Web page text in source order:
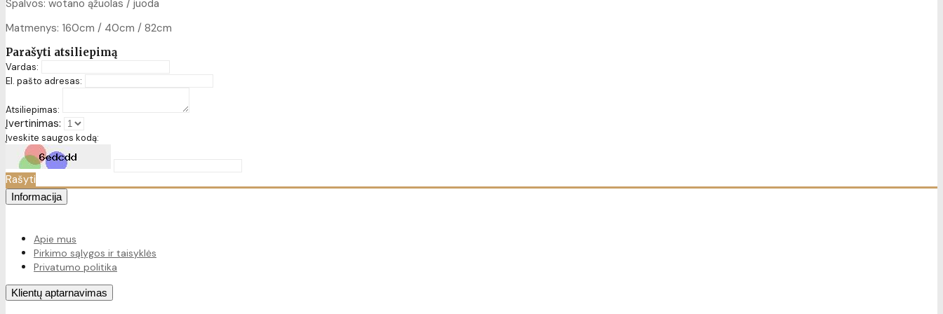
Spalvos: wotano ąžuolas / juoda
Matmenys: 160cm / 40cm / 82cm
Parašyti atsiliepimą
Vardas:
El. pašto adresas:
Atsiliepimas:
Įvertinimas:
Įveskite saugos kodą:
Rašyti
Informacija
Apie mus
Pirkimo sąlygos ir taisyklės
Privatumo politika
Klientų aptarnavimas